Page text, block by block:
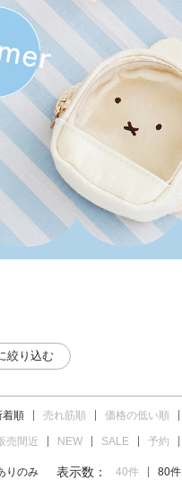
絞り込む
着順 売れ筋順 価格の低い順
売間近 NEW SALE 予約
りのみ 表示数： 40件 80件